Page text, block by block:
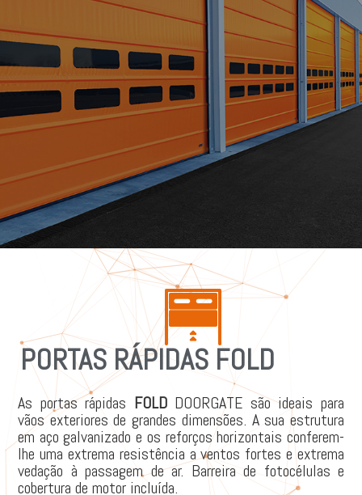
PORTAS RÁPIDAS FOLD
As portas rápidas FOLDDOORGATE são ideais para
vãos exteriores de grandes dimensões. A sua estrutura
em aço galvanizado e os reforços horizontais conferem-
lhe uma extrema resistência a ventos fortes e extrema
vedação à passagem de ar. Barreira de fotocélulas e
cobertura de motor incluída.